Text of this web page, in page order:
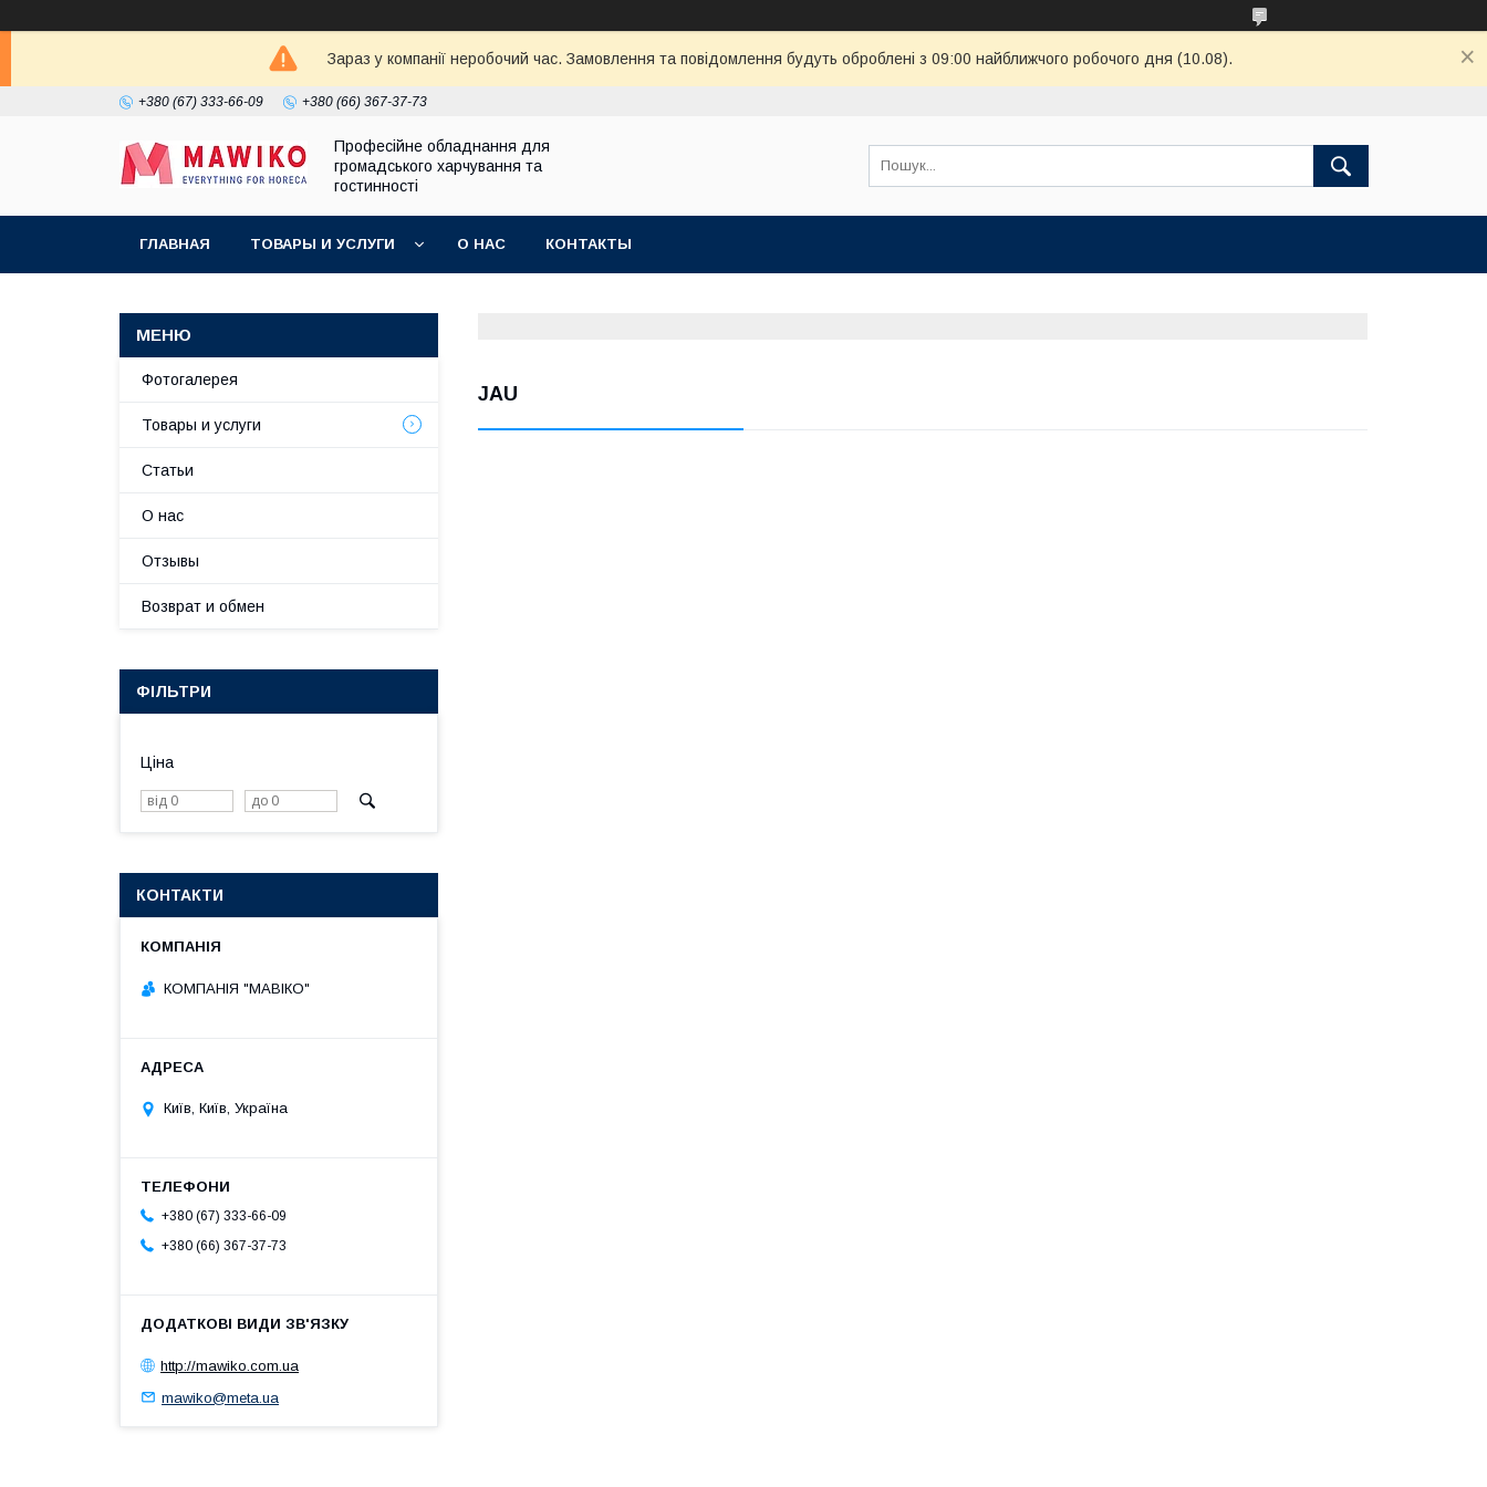
Зараз у компанії неробочий час. Замовлення та повідомлення будуть оброблені з 09:00 найближчого робочого дня (10.08).
+380 (67) 333-66-09 +380 (66) 367-37-73
Професійне обладнання для
громадського харчування та
гостинності
ГЛАВНАЯ ТОВАРЫ И УСЛУГИ О НАС КОНТАКТЫ
JAU
Фотогалерея
Товары и услуги
Статьи
О нас
Отзывы
Возврат и обмен
ФІЛЬТРИ
Ціна
КОНТАКТИ
КОМПАНІЯ "МАВІКО"
Київ, Київ, Україна
+380 (67) 333-66-09
+380 (66) 367-37-73
http://mawiko.com.ua
mawiko@meta.ua